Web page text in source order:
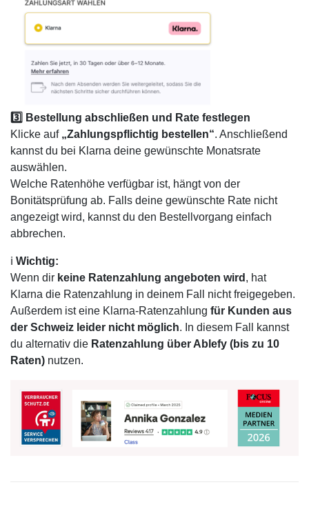
3️⃣ Bestellung abschließen und Rate festlegen
Klicke auf „Zahlungspflichtig bestellen“. Anschließend
kannst du bei Klarna deine gewünschte Monatsrate
auswählen.
Welche Ratenhöhe verfügbar ist, hängt von der
Bonitätsprüfung ab. Falls deine gewünschte Rate nicht
angezeigt wird, kannst du den Bestellvorgang einfach
abbrechen.
ℹ️ Wichtig:
Wenn dir keine Ratenzahlung angeboten wird , hat
Klarna die Ratenzahlung in deinem Fall nicht freigegeben.
Außerdem ist eine Klarna-Ratenzahlung für Kunden aus
der Schweiz leider nicht möglich. In diesem Fall kannst
du alternativ die Ratenzahlung über Ablefy (bis zu 10
Raten) nutzen.